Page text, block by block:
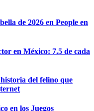
de 2026 en People en
en México: 7.5 de cada
del felino que
en los Juegos